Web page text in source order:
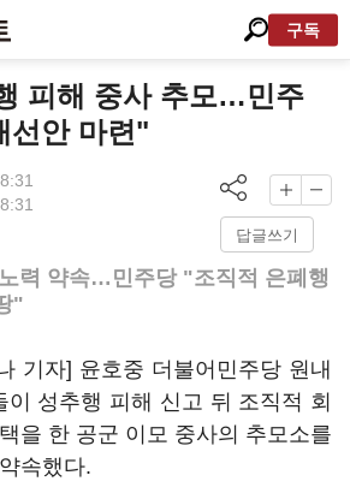
구독
피해 중사 추모…민주
선안 마련"
답글쓰기
력 약속…민주당 "조직적 은폐행
"
기자] 윤호중 더불어민주당 원내
이 성추행 피해 신고 뒤 조직적 회
을 한 공군 이모 중사의 추모소를
속했다.